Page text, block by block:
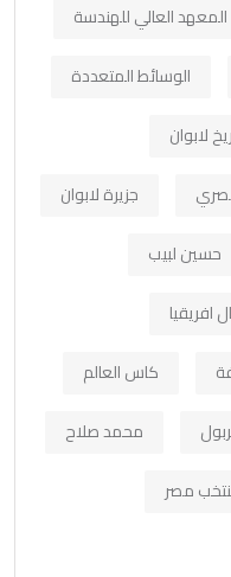
المعهد العالي للهندسة
الوسائط المتعددة
لابوان
جزيرة لابوان
حسين لبيب
افريقيا
كاس العالم
محمد صلاح
مصر